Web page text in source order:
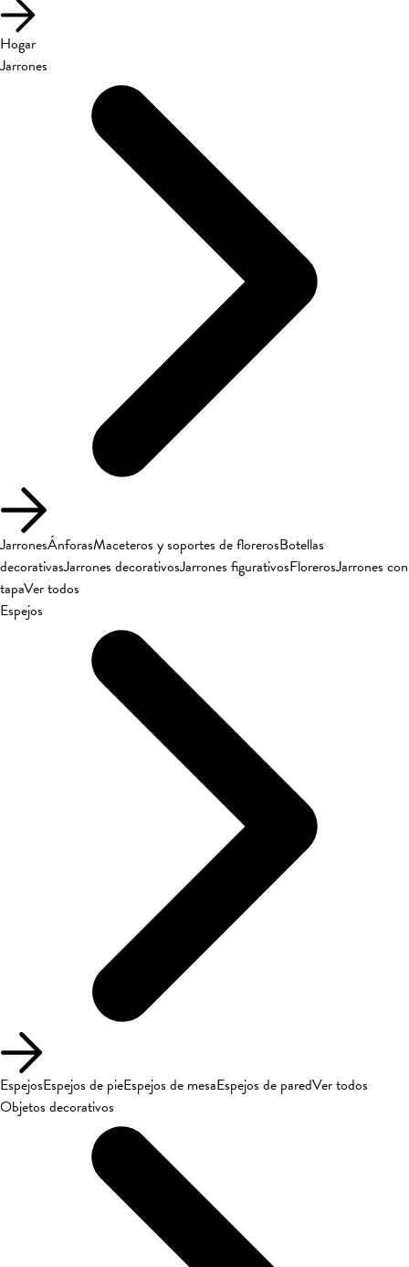
Hogar
Jarrones
JarronesÁnforasMaceteros y soportes de florerosBotellas
decorativasJarrones decorativosJarrones figurativosFlorerosJarrones con
tapaVer todos
Espejos
EspejosEspejos de pieEspejos de mesaEspejos de paredVer todos
Objetos decorativos